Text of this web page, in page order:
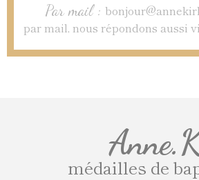
Par mail :
par mail, nous répondons aussi
médailles de